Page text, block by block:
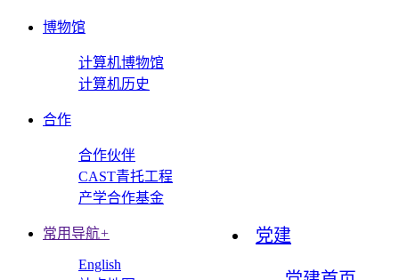
博物馆
计算机博物馆
计算机历史
合作
合作伙伴
CAST青托工程
产学合作基金
党建
常用导航+
English